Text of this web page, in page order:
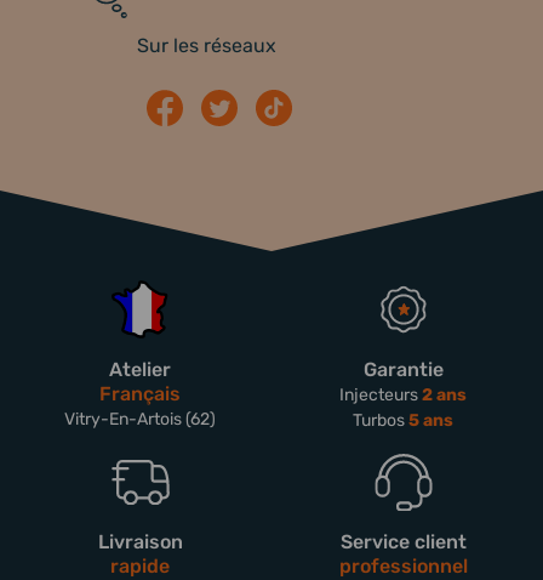
Sur les réseaux
Atelier
Français
Vitry-En-Artois (62)
Garantie
Injecteurs2 ans
Turbos5 ans
Livraison
rapide
Service client
professionnel